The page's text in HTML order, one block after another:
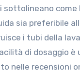
sottolineano come
sia preferibile
i tubi della
di dosaggio è
nelle recensioni